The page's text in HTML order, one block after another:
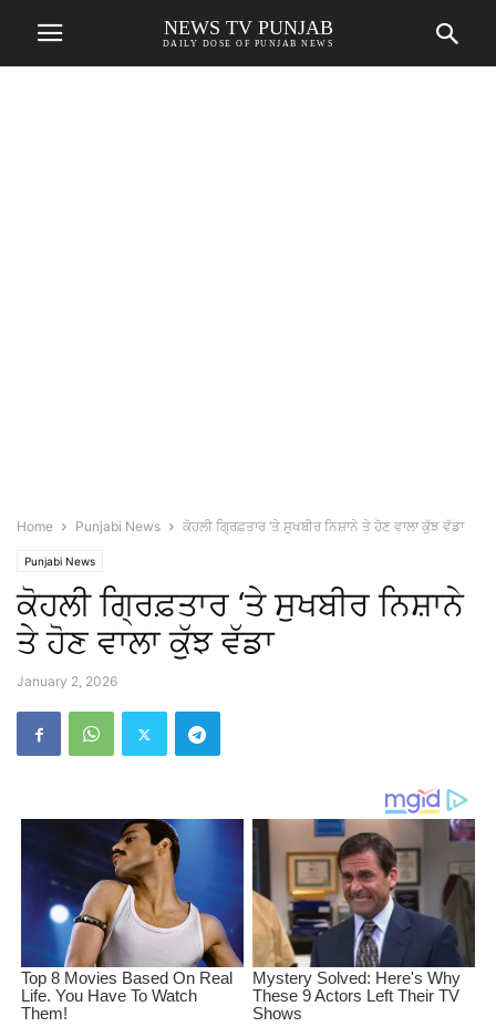
NEWS TV PUNJAB
DAILY DOSE OF PUNJAB NEWS
Home Punjabi News ਕੋਹਲੀ ਗ੍ਰਿਫ਼ਤਾਰ ‘ਤੇ ਸੁਖਬੀਰ ਨਿਸ਼ਾਨੇ ਤੇ ਹੋਣ ਵਾਲਾ ਕੁੱਝ ਵੱਡਾ
Punjabi News
ਕੋਹਲੀ ਗ੍ਰਿਫ਼ਤਾਰ ‘ਤੇ ਸੁਖਬੀਰ ਨਿਸ਼ਾਨੇ
ਤੇ ਹੋਣ ਵਾਲਾ ਕੁੱਝ ਵੱਡਾ
January 2, 2026